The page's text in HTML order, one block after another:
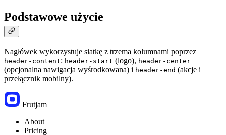
Podstawowe użycie
Nagłówek wykorzystuje siatkę z trzema kolumnami poprzez
header-content: header-start (logo), header-center
(opcjonalna nawigacja wyśrodkowana) i header-end (akcje i
przełącznik mobilny).
Frutjam
About
Pricing